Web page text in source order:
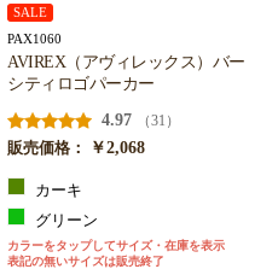
SALE
PAX1060
AVIREX（アヴィレックス）バー
シティロゴパーカー
4.97
（31）
販売価格：
￥2,068
カーキ
グリーン
カラーをタップしてサイズ・在庫を表示
表記の無いサイズは販売終了